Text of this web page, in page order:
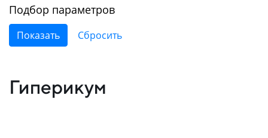
Подбор параметров
Гиперикум